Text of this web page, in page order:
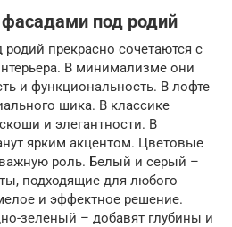
под родий
прекрасно сочетаются с
В минимализме они
и функциональность. В лофте
шика. В классике
и элегантности. В
ярким акцентом. Цветовые
роль. Белый и серый –
подходящие для любого
и эффектное решение.
зеленый – добавят глубины и